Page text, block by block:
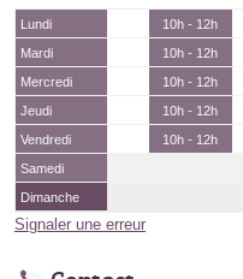
Lundi 10h - 12h
Mardi
10h - 12h
Mercredi
10h - 12h
Jeudi
10h - 12h
Vendredi
10h - 12h
Samedi
Dimanche
Signaler une erreur